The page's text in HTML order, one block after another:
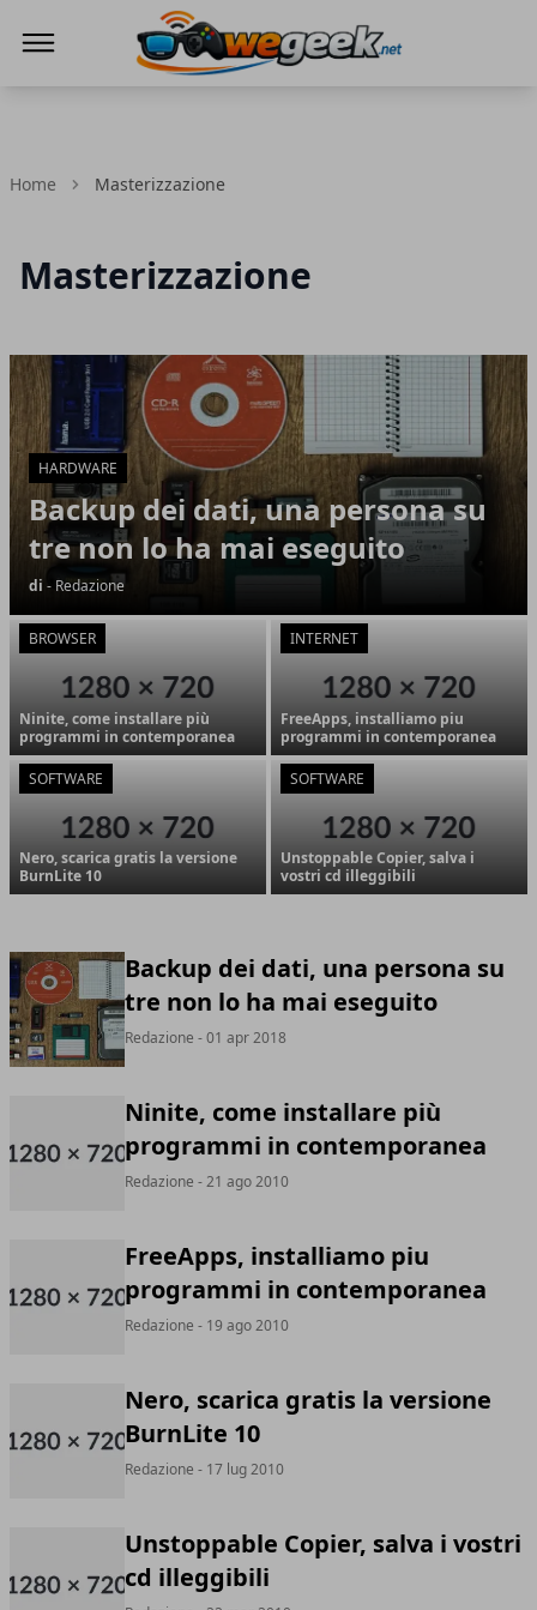
Home Masterizzazione
Masterizzazione
Articoli in Evidenza
HARDWARE
Backup dei dati, una persona su
tre non lo ha mai eseguito
di - Redazione
BROWSER
Ninite, come installare più
programmi in contemporanea
INTERNET
FreeApps, installiamo piu
programmi in contemporanea
SOFTWARE
Nero, scarica gratis la versione
BurnLite 10
SOFTWARE
Unstoppable Copier, salva i
vostri cd illeggibili
Backup dei dati, una persona su
tre non lo ha mai eseguito
Redazione - 01 apr 2018
Ninite, come installare più
programmi in contemporanea
Redazione - 21 ago 2010
FreeApps, installiamo piu
programmi in contemporanea
Redazione - 19 ago 2010
Nero, scarica gratis la versione
BurnLite 10
Redazione - 17 lug 2010
Unstoppable Copier, salva i vostri
cd illeggibili